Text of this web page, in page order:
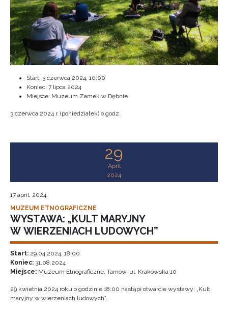
Start: 3 czerwca 2024, 10:00
Koniec: 7 lipca 2024
Miejsce: Muzeum Zamek w Dębnie
3 czerwca 2024 r. (poniedziałek) o godz.
29
April
2024
17 april, 2024
MUZEUM ETNOGRAFICZNE
WYSTAWA: „KULT MARYJNY
W WIERZENIACH LUDOWYCH”
Start: 29.04.2024, 18:00
Koniec: 31.08.2024
Miejsce: Muzeum Etnograficzne, Tarnów, ul. Krakowska 10
29 kwietnia 2024 roku o godzinie 18:00 nastąpi otwarcie wystawy: „Kult
maryjny w wierzeniach ludowych”.